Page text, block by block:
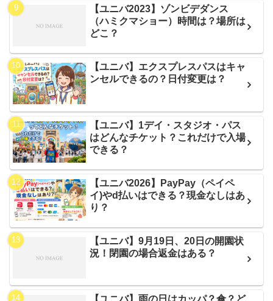
【ユニバ2023】ゾンビデダンス
（ハミクマショー）時間は？場所は
どこ？
【ユニバ】エクスプレスパスはキャ
ンセルできるの？日付変更は？
【ユニバ】1デイ・スタジオ・パス
はどんなチケット？これだけで入場
できる？
【ユニバ2026】PayPay（ペイペ
イ)やd払いはできる？現金なしはあ
り？
【ユニバ】9月19日、20日の開園状
況！閉園の場合返金はある？